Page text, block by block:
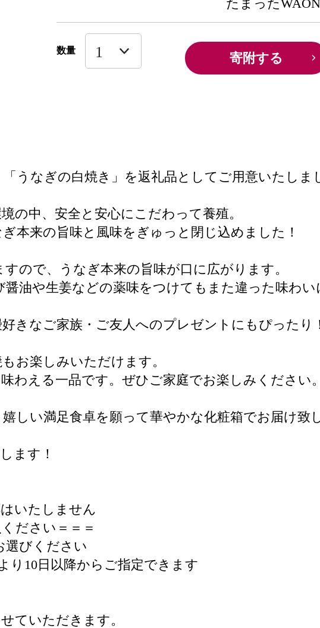
たまった
数量 寄附する
うなぎの白焼き」を返礼品としてご用意いたしま
の中、安全と安心にこだわって養殖。
本来の旨味と風味をぎゅっと閉じ込めました！
ので、うなぎ本来の旨味が口に広がります。
油や生姜などの薬味をつけてもまた違った味わい
きなご家族・ご友人へのプレゼントにもぴったり
お楽しみいただけます。
わえる一品です。ぜひご家庭でお楽しみください。
しい満足食卓を願って華やかな化粧箱でお届け致
ます！
いたしません
ださい＝＝＝
びください
10日以降からご指定できます
ていただきます。